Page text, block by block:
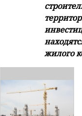
жилого